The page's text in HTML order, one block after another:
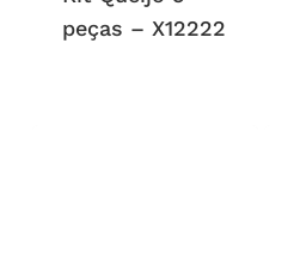
peças – X12222